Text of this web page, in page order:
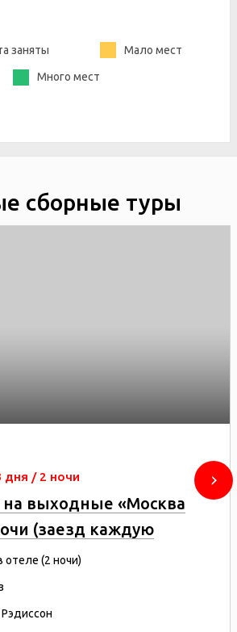
заняты Мало мест
Много мест
сборные туры
дня / 2 ночи
на выходные «Москва
(заезд каждую
(2 ночи)
Рэдиссон